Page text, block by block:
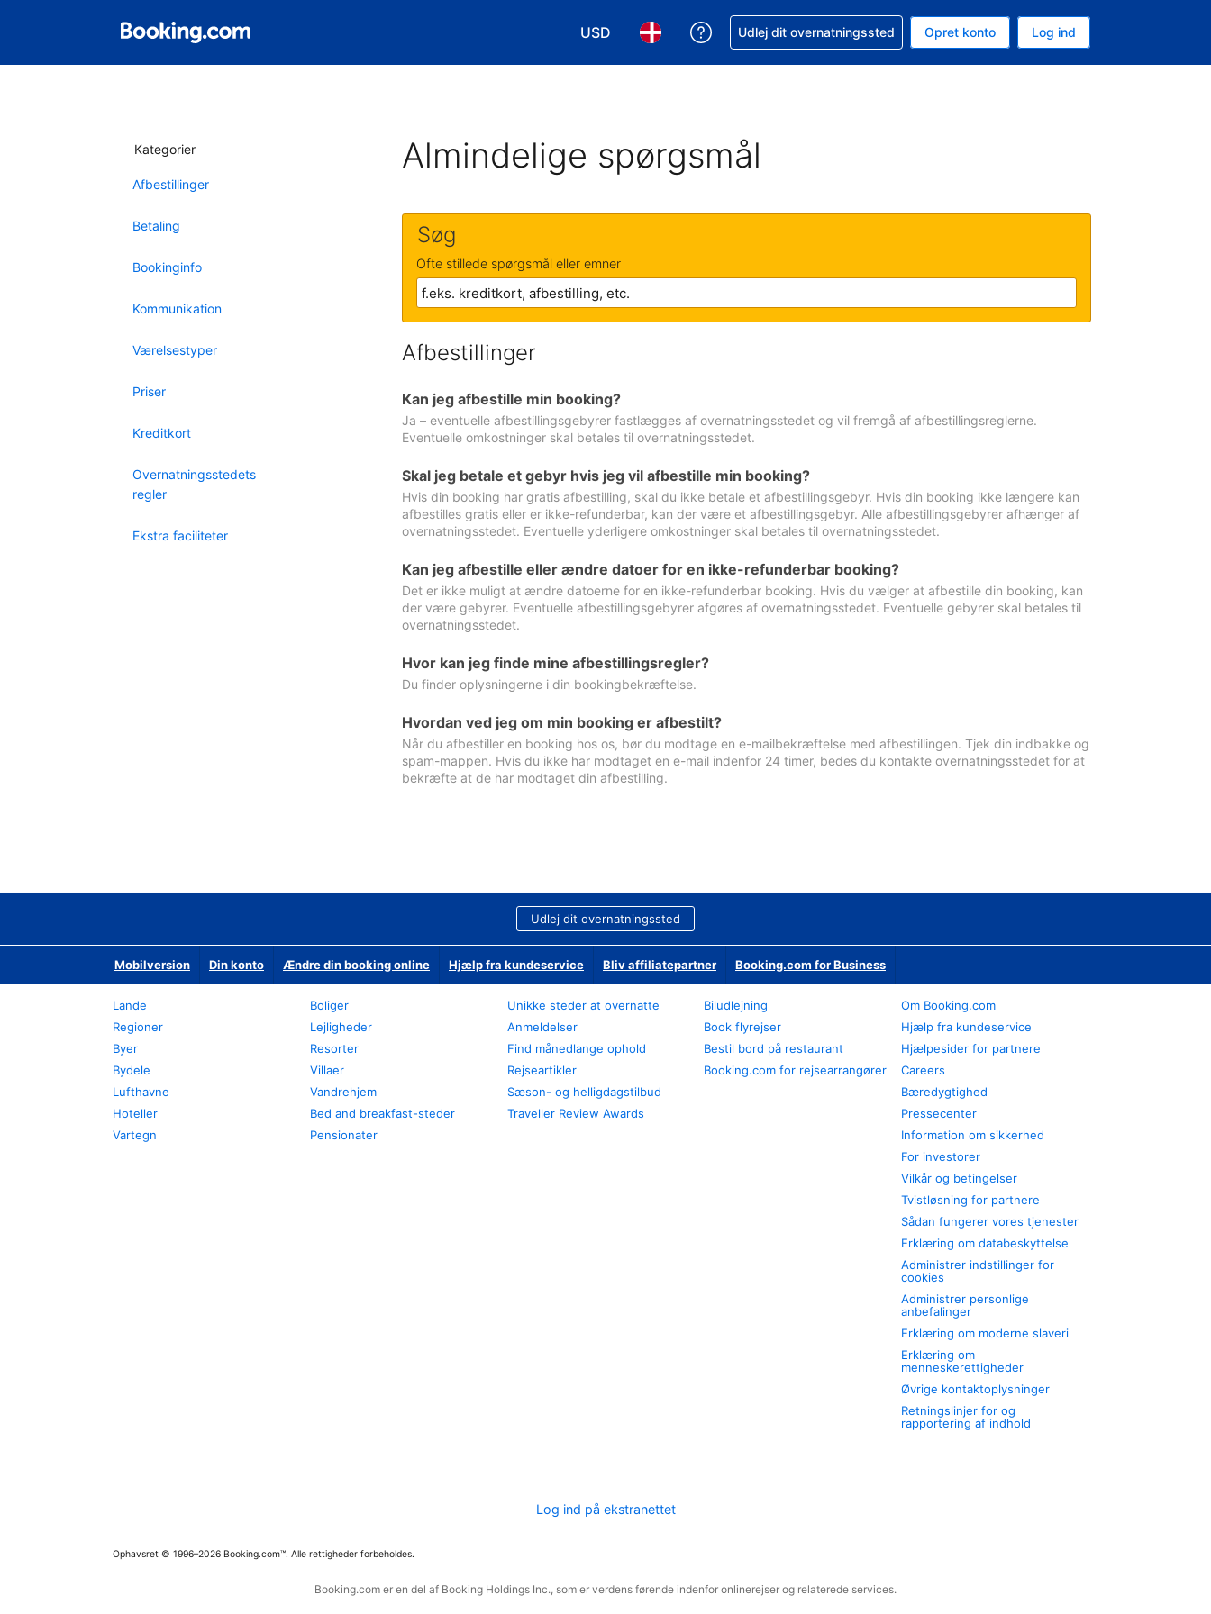
USD
Vælg valuta. Din nuværende valuta er Amerikanske dollar
Vælg sprog. Dit nuværende sprog er Dansk
Få hjælp til en booking
Udlej dit overnatningssted Opret konto Log ind
Kategorier
Afbestillinger
Betaling
Bookinginfo
Kommunikation
Værelsestyper
Priser
Kreditkort
Overnatningsstedets
regler
Ekstra faciliteter
Almindelige spørgsmål
Søg
Ofte stillede spørgsmål eller emner
Afbestillinger
Kan jeg afbestille min booking?
Ja – eventuelle afbestillingsgebyrer fastlægges af overnatningsstedet og vil fremgå af afbestillingsreglerne.
Eventuelle omkostninger skal betales til overnatningsstedet.
Skal jeg betale et gebyr hvis jeg vil afbestille min booking?
Hvis din booking har gratis afbestilling, skal du ikke betale et afbestillingsgebyr. Hvis din booking ikke længere kan
afbestilles gratis eller er ikke-refunderbar, kan der være et afbestillingsgebyr. Alle afbestillingsgebyrer afhænger af
overnatningsstedet. Eventuelle yderligere omkostninger skal betales til overnatningsstedet.
Kan jeg afbestille eller ændre datoer for en ikke-refunderbar booking?
Det er ikke muligt at ændre datoerne for en ikke-refunderbar booking. Hvis du vælger at afbestille din booking, kan
der være gebyrer. Eventuelle afbestillingsgebyrer afgøres af overnatningsstedet. Eventuelle gebyrer skal betales til
overnatningsstedet.
Hvor kan jeg finde mine afbestillingsregler?
Du finder oplysningerne i din bookingbekræftelse.
Hvordan ved jeg om min booking er afbestilt?
Når du afbestiller en booking hos os, bør du modtage en e-mailbekræftelse med afbestillingen. Tjek din indbakke og
spam-mappen. Hvis du ikke har modtaget en e-mail indenfor 24 timer, bedes du kontakte overnatningsstedet for at
bekræfte at de har modtaget din afbestilling.
Udlej dit overnatningssted
Mobilversion Din konto Ændre din booking online Hjælp fra kundeservice Bliv affiliatepartner Booking.com for Business
Lande
Regioner
Byer
Bydele
Lufthavne
Hoteller
Vartegn
Boliger
Lejligheder
Resorter
Villaer
Vandrehjem
Bed and breakfast-steder
Pensionater
Unikke steder at overnatte
Anmeldelser
Find månedlange ophold
Rejseartikler
Sæson- og helligdagstilbud
Traveller Review Awards
Biludlejning
Book flyrejser
Bestil bord på restaurant
Booking.com for rejsearrangører
Om Booking.com
Hjælp fra kundeservice
Hjælpesider for partnere
Careers
Bæredygtighed
Pressecenter
Information om sikkerhed
For investorer
Vilkår og betingelser
Tvistløsning for partnere
Sådan fungerer vores tjenester
Erklæring om databeskyttelse
Administrer indstillinger for
cookies
Administrer personlige
anbefalinger
Erklæring om moderne slaveri
Erklæring om
menneskerettigheder
Øvrige kontaktoplysninger
Retningslinjer for og
rapportering af indhold
Log ind på ekstranettet
Ophavsret © 1996–2026 Booking.com™. Alle rettigheder forbeholdes.
Booking.com er en del af Booking Holdings Inc., som er verdens førende indenfor onlinerejser og relaterede services.